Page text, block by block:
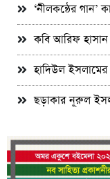
‘নীলকন্ঠের গান’
কবি আরিফ
হাদিউল ইসলামের
ছড়াকার নূরুল